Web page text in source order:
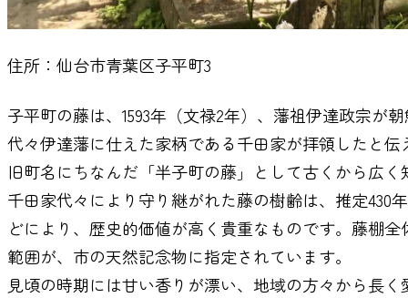
住所：仙台市青葉区子平町3
子平町の藤は、1593年（文禄2年）、藩祖伊達政宗が
代々伊達藩に仕えた家柄である千田家が拝領したと伝
旧町名にちなんだ「半子町の藤」として古くから広
千田家代々により守り継がれた藤の樹齢は、推定430
どにより、歴史的価値が高く貴重なものです。藤棚
範囲が、市の天然記念物に指定されています。
見頃の時期には甘い香りが漂い、地域の方々から長